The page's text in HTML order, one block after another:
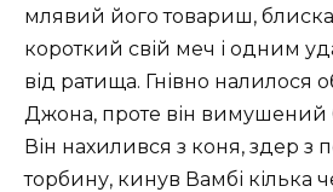
млявий його товариш,
короткий свій меч і одним
від ратища. Гнівно налилося
Джона, проте він вимушений
Він нахилився з коня, здер з
торбину, кинув Вамбі кілька